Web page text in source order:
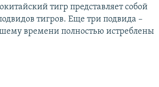
тигр представляет собой
тигров. Еще три подвида –
времени полностью истреблены